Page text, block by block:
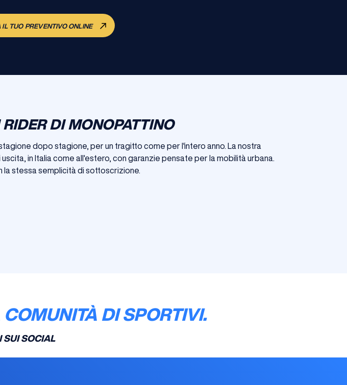
IL TUO PREVENTIVO ONLINE
DI MONOPATTINO
dopo stagione, per un tragitto come per l'intero anno. La nostra
in Italia come all'estero, con garanzie pensate per la mobilità urbana.
la stessa semplicità di sottoscrizione.
DI SPORTIVI.
SUI SOCIAL